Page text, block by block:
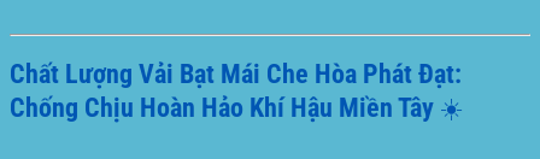
Chất Lượng Vải Bạt Mái Che Hòa Phát Đạt:
Chống Chịu Hoàn Hảo Khí Hậu Miền Tây ☀️